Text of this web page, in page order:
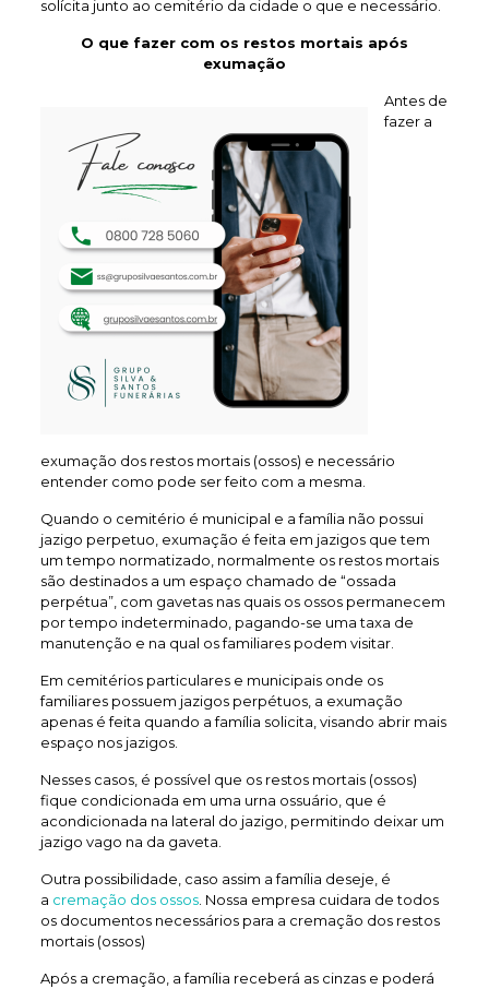
solícita junto ao cemitério da cidade o que e necessário.
O que fazer com os restos mortais após
exumação
Antes de
fazer a
exumação dos restos mortais (ossos) e necessário
entender como pode ser feito com a mesma.
Quando o cemitério é municipal e a família não possui
jazigo perpetuo, exumação é feita em jazigos que tem
um tempo normatizado, normalmente os restos mortais
são destinados a um espaço chamado de “ossada
perpétua”, com gavetas nas quais os ossos permanecem
por tempo indeterminado, pagando-se uma taxa de
manutenção e na qual os familiares podem visitar.
Em cemitérios particulares e municipais onde os
familiares possuem jazigos perpétuos, a exumação
apenas é feita quando a família solicita, visando abrir mais
espaço nos jazigos.
Nesses casos, é possível que os restos mortais (ossos)
fique condicionada em uma urna ossuário, que é
acondicionada na lateral do jazigo, permitindo deixar um
jazigo vago na da gaveta.
Outra possibilidade, caso assim a família deseje, é
a cremação dos ossos. Nossa empresa cuidara de todos
os documentos necessários para a cremação dos restos
mortais (ossos)
Após a cremação, a família receberá as cinzas e poderá